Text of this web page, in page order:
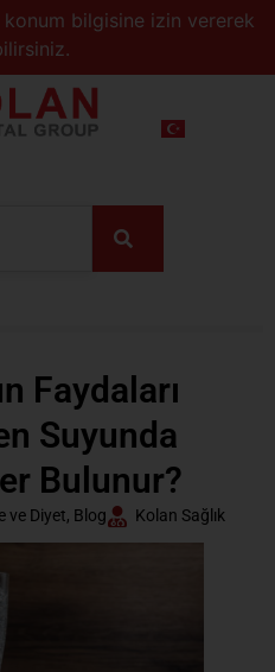
konum bilgisine izin vererek
Faydaları
Suyunda
Bulunur?
ve Diyet, Blog Kolan Sağlık